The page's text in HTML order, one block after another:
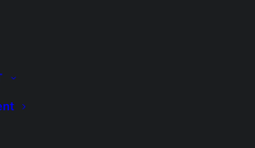
SCHNEIDER
CHARDONNAY
kommer från en vingård i de allra
precis där Tyskland möter
Här, vid staden Weil am Rhein,
unikt geografiskt fenomen som kallas